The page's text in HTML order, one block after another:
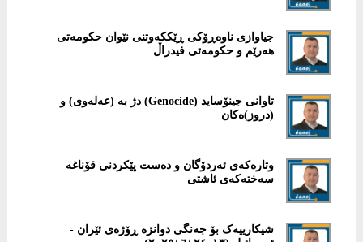
جیاوازی ناوەڕۆکی ڕێککەوتنی نێوان حكومەتی
هەرێم و حکومەتی فیدراڵ
تاوانی جینۆساید (Genocide) دژ بە (عەلەوی) و
(دروز)ەکان
وتارەکەی ئەردۆگان و دەست پێکردنی قۆناغە
سەختەکەی ئاشتی
شیکارییەک بۆ جەنگی دوانزە ڕۆژەی ئێران -